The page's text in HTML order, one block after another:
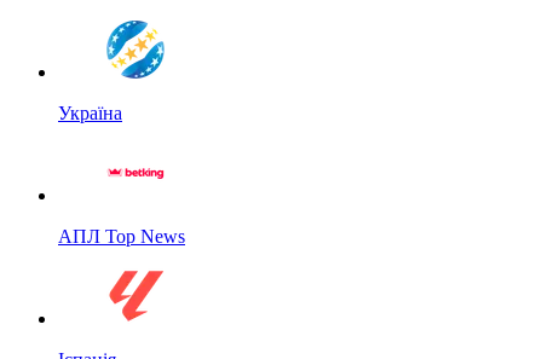
Україна
АПЛ Top News